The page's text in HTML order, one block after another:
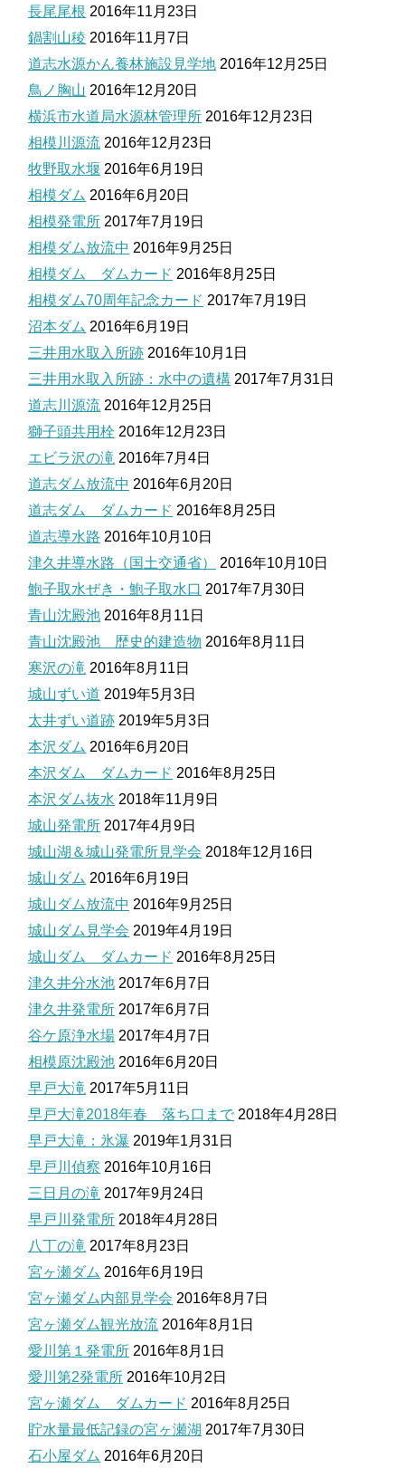
長尾尾根 2016年11月23日
鍋割山稜 2016年11月7日
道志水源かん養林施設見学地 2016年12月25日
鳥ノ胸山 2016年12月20日
横浜市水道局水源林管理所 2016年12月23日
相模川源流 2016年12月23日
牧野取水堰 2016年6月19日
相模ダム 2016年6月20日
相模発電所 2017年7月19日
相模ダム放流中 2016年9月25日
相模ダム ダムカード 2016年8月25日
相模ダム70周年記念カード 2017年7月19日
沼本ダム 2016年6月19日
三井用水取入所跡 2016年10月1日
三井用水取入所跡：水中の遺構 2017年7月31日
道志川源流 2016年12月25日
獅子頭共用栓 2016年12月23日
エビラ沢の滝 2016年7月4日
道志ダム放流中 2016年6月20日
道志ダム ダムカード 2016年8月25日
道志導水路 2016年10月10日
津久井導水路（国土交通省）
2016年10月10日
鮑子取水ぜき・鮑子取水口 2017年7月30日
青山沈殿池 2016年8月11日
青山沈殿池 歴史的建造物 2016年8月11日
寒沢の滝 2016年8月11日
城山ずい道 2019年5月3日
太井ずい道跡 2019年5月3日
本沢ダム 2016年6月20日
本沢ダム ダムカード 2016年8月25日
本沢ダム抜水 2018年11月9日
城山発電所 2017年4月9日
城山湖＆城山発電所見学会 2018年12月16日
城山ダム 2016年6月19日
城山ダム放流中 2016年9月25日
城山ダム見学会 2019年4月19日
城山ダム ダムカード 2016年8月25日
津久井分水池 2017年6月7日
津久井発電所 2017年6月7日
谷ケ原浄水場 2017年4月7日
相模原沈殿池 2016年6月20日
早戸大滝 2017年5月11日
早戸大滝2018年春 落ち口まで 2018年4月28日
早戸大滝：氷瀑 2019年1月31日
早戸川偵察 2016年10月16日
三日月の滝 2017年9月24日
早戸川発電所 2018年4月28日
八丁の滝 2017年8月23日
宮ヶ瀬ダム 2016年6月19日
宮ヶ瀬ダム内部見学会 2016年8月7日
宮ヶ瀬ダム観光放流 2016年8月1日
愛川第１発電所 2016年8月1日
愛川第2発電所 2016年10月2日
宮ヶ瀬ダム ダムカード 2016年8月25日
貯水量最低記録の宮ヶ瀬湖 2017年7月30日
石小屋ダム 2016年6月20日